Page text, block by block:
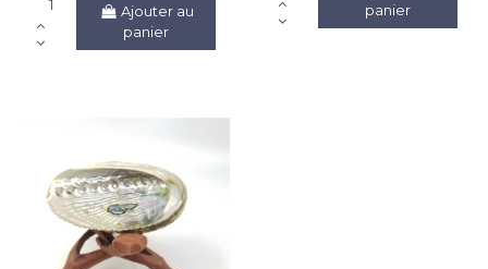
Ajouter au
panier
panier